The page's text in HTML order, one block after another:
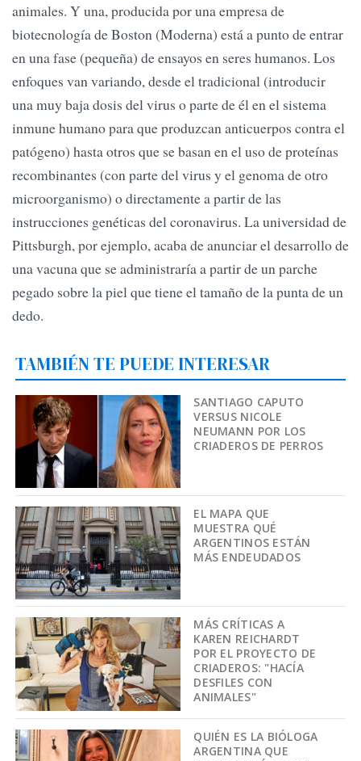
animales. Y una, producida por una empresa de
biotecnología de Boston (Moderna) está a punto de entrar
en una fase (pequeña) de ensayos en seres humanos. Los
enfoques van variando, desde el tradicional (introducir
una muy baja dosis del virus o parte de él en el sistema
inmune humano para que produzcan anticuerpos contra el
patógeno) hasta otros que se basan en el uso de proteínas
recombinantes (con parte del virus y el genoma de otro
microorganismo) o directamente a partir de las
instrucciones genéticas del coronavirus. La universidad de
Pittsburgh, por ejemplo, acaba de anunciar el desarrollo de
una vacuna que se administraría a partir de un parche
pegado sobre la piel que tiene el tamaño de la punta de un
dedo.
TAMBIÉN TE PUEDE INTERESAR
SANTIAGO CAPUTO
VERSUS NICOLE
NEUMANN POR LOS
CRIADEROS DE PERROS
EL MAPA QUE
MUESTRA QUÉ
ARGENTINOS ESTÁN
MÁS ENDEUDADOS
MÁS CRÍTICAS A
KAREN REICHARDT
POR EL PROYECTO DE
CRIADEROS: "HACÍA
DESFILES CON
ANIMALES"
QUIÉN ES LA BIÓLOGA
ARGENTINA QUE